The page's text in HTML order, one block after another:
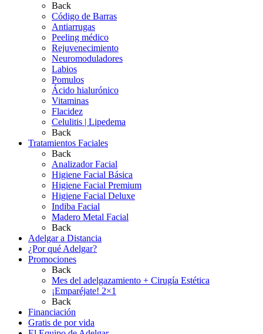
Back
Código de Barras
Antiarrugas
Peeling médico
Rejuvenecimiento
Neuromoduladores
Labios
Pomulos
Ácido hialurónico
Vitaminas
Flacidez
Celulitis | Lipedema
Back
Tratamientos Faciales
Back
Analizador Facial
Higiene Facial Básica
Higiene Facial Premium
Higiene Facial Deluxe
Indiba Facial
Madero Metal Facial
Back
Adelgar a Distancia
¿Por qué Adelgar?
Promociones
Back
Mes del adelgazamiento + Cirugía Estética
¡Emparéjate! 2×1
Back
Financiación
Gratis de por vida